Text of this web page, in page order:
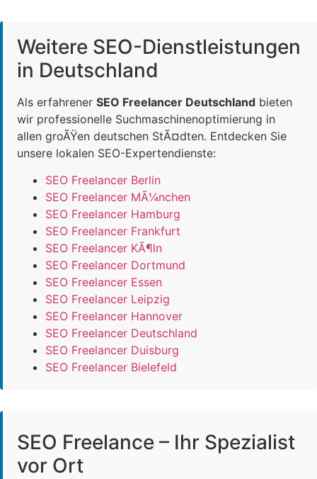
Weitere SEO-Dienstleistungen
in Deutschland
Als erfahrener SEO Freelancer Deutschland bieten
wir professionelle Suchmaschinenoptimierung in
allen groÃŸen deutschen StÃ¤dten. Entdecken Sie
unsere lokalen SEO-Expertendienste:
SEO Freelancer Berlin
SEO Freelancer MÃ¼nchen
SEO Freelancer Hamburg
SEO Freelancer Frankfurt
SEO Freelancer KÃ¶ln
SEO Freelancer Dortmund
SEO Freelancer Essen
SEO Freelancer Leipzig
SEO Freelancer Hannover
SEO Freelancer Deutschland
SEO Freelancer Duisburg
SEO Freelancer Bielefeld
SEO Freelance – Ihr Spezialist
vor Ort